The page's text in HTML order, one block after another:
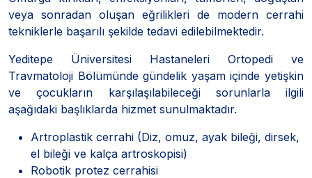
veya sonradan oluşan eğrilikleri de modern cerrahi
tekniklerle başarılı şekilde tedavi edilebilmektedir.
Yeditepe Üniversitesi Hastaneleri Ortopedi ve
Travmatoloji Bölümünde gündelik yaşam içinde yetişkin
ve çocukların karşılaşılabileceği sorunlarla ilgili
aşağıdaki başlıklarda hizmet sunulmaktadır.
Artroplastik cerrahi (Diz, omuz, ayak bileği, dirsek,
el bileği ve kalça artroskopisi)
Robotik protez cerrahisi